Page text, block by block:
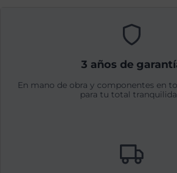
3 años de
En mano de obra y componentes en
para tu total